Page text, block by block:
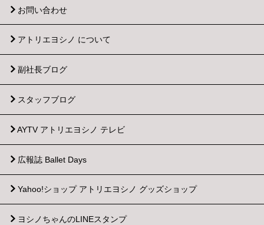
お問い合わせ
アトリエヨシノ について
副社長ブログ
スタッフブログ
AYTV アトリエヨシノ テレビ
広報誌 Ballet Days
Yahoo!ショップ アトリエヨシノ グッズショップ
ヨシノちゃんのLINEスタンプ